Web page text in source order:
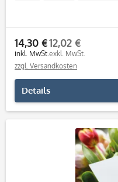
14,30 €
inkl. MwSt.
12,02 €
exkl. MwSt.
zzgl. Versandkosten
Details